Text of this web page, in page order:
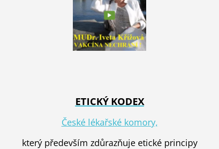
ETICKÝ KODEX
České lékařské komory,
který především zdůrazňuje etické principy